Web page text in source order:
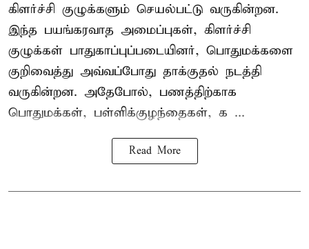
கிளர்ச்சி குழுக்களும் செயல்பட்டு வருகின்றன.
இந்த பயங்கரவாத அமைப்புகள், கிளர்ச்சி
குழுக்கள் பாதுகாப்புப்படையினர், பொதுமக்களை
குறிவைத்து அவ்வப்போது தாக்குதல் நடத்தி
வருகின்றன. அதேபோல், பணத்திற்காக
பொதுமக்கள், பள்ளிக்குழந்தைகள், க ...
Read More